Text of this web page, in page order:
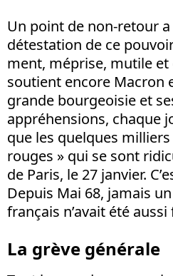
Un point de non-retour
détestation de ce
ment, méprise, mutile
soutient encore Macron
grande bourgeoisie et
appréhensions, chaque
que les quelques
rouges » qui se sont
de Paris, le 27 janvier.
Depuis Mai 68, jamais
français n’avait été
La grève générale